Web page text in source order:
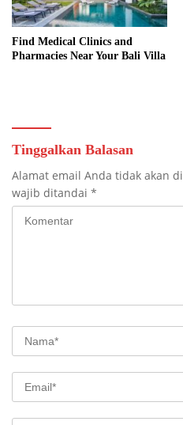
Find Medical Clinics and
Pharmacies Near Your Bali Villa
Tinggalkan Balasan
Alamat email Anda tidak akan
wajib ditandai *